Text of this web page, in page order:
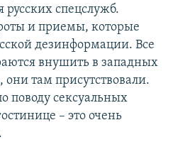
спецслужб.
и приемы, которые
дезинформации. Все
внушить в западных
они там присутствовали.
поводу сексуальных
– это очень